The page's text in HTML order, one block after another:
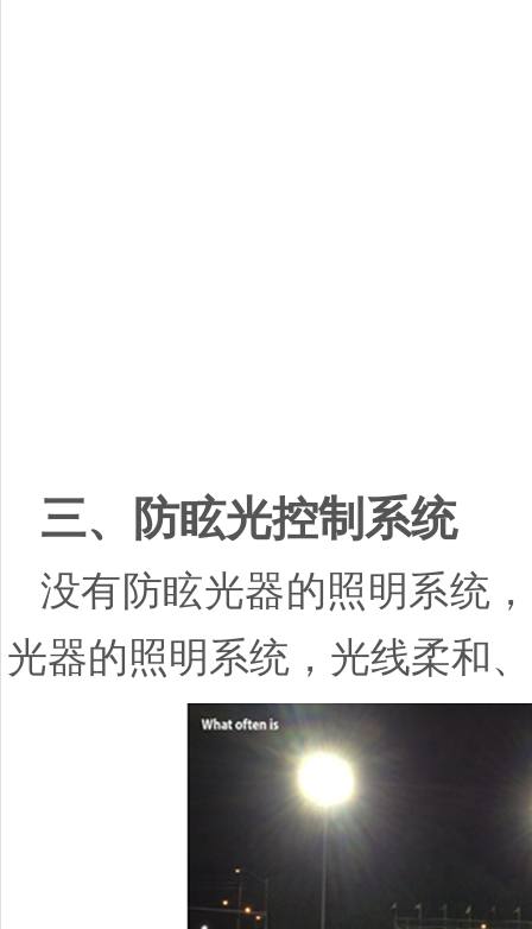
三、防眩光控制系统
没有防眩光器的照明系统
光器的照明系统，光线柔和